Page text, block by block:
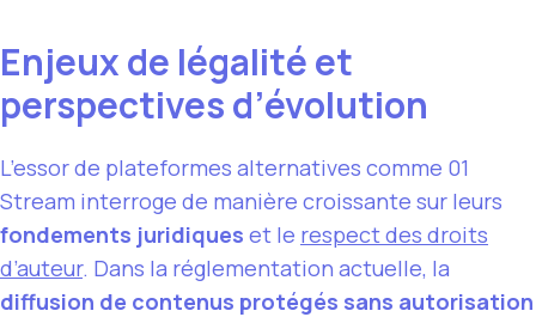
Enjeux de légalité et
perspectives d’évolution
L’essor de plateformes alternatives comme 01
Stream interroge de manière croissante sur leurs
fondements juridiques et le respect des droits
d’auteur. Dans la réglementation actuelle, la
diffusion de contenus protégés sans autorisation